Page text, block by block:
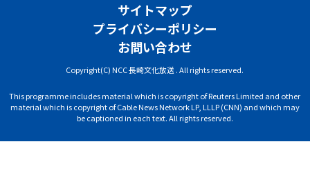
サイトマップ
プライバシーポリシー
お問い合わせ
Copyright(C) NCC 長崎文化放送 . All rights reserved.
This programme includes material which is copyright of Reuters Limited and other
material which is copyright of Cable News Network LP, LLLP (CNN) and which may
be captioned in each text. All rights reserved.